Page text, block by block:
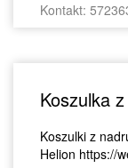
Kontakt:
Koszulka
Koszulki z
Helion https://